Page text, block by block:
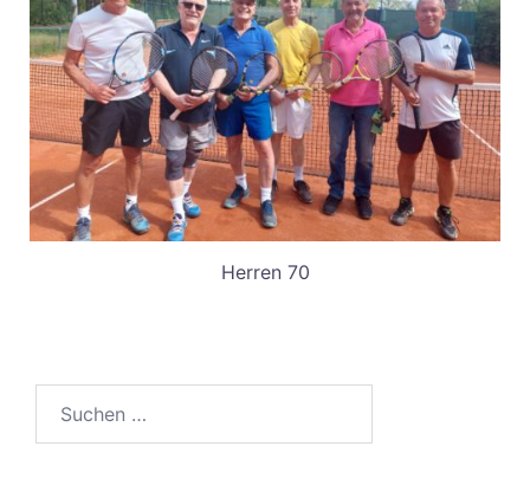
Herren 70